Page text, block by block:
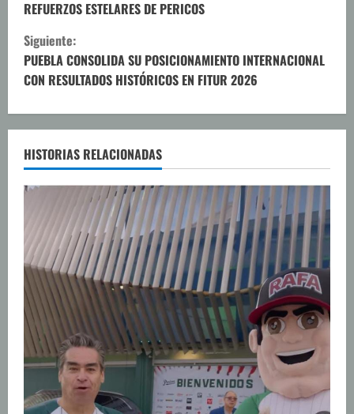
g
u
e
l
e
y
e
n
d
o
REFUERZOS ESTELARES DE PERICOS
Siguiente:
PUEBLA CONSOLIDA SU POSICIONAMIENTO INTERNACIONAL
CON RESULTADOS HISTÓRICOS EN FITUR 2026
HISTORIAS RELACIONADAS